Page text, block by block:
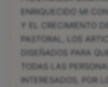
ENRIQUECIDO MI
Y EL CRECIMIENTO
PASTORAL, LOS
DISEÑADOS PARA
TODAS LAS
INTERESADOS, POR